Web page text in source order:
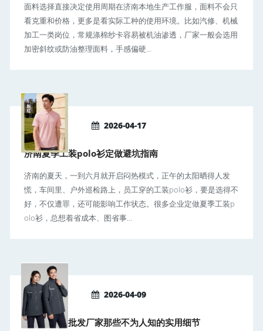
面料选择直接决定使用周期在济南本地生产工作服，面料不会只
看克重和价格，更多是看实际工种的使用环境。比如汽修、机械
加工一类岗位，常规涤棉纱卡容易被机油渗透，厂家一般会选用
加密斜纹或防油整理面料，手感偏硬...
2026-04-17
济南夏季工装polo衫定做避坑指南
济南的夏天，一到六月就开启闷热模式，正午的太阳晒得人发
慌，车间里、户外巡检路上，员工穿的工装polo衫，要是选得不
好，不仅遭罪，还可能影响工作状态。很多企业定做夏季工装p
olo衫，总想着省成本、图省事...
2026-04-09
济南工作服批发厂家那些不为人知的实用细节